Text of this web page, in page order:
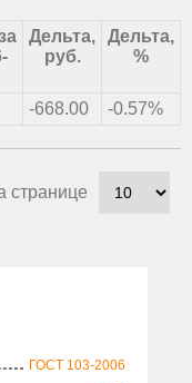
Дельта,
руб.
Дельта,
%
-668.00 -0.57%
странице
ГОСТ 103-2006